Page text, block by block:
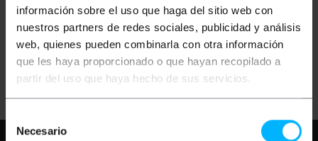
información sobre el uso que haga del sitio web con
nuestros partners de redes sociales, publicidad y análisis
web, quienes pueden combinarla con otra información
que les haya proporcionado o que hayan recopilado a
partir del uso que haya hecho de sus servicios.
Necesario
PVP
9,37€
7,50€
7,50 IVA inc.
PVD
8,22€
6,58€
Consegna immediata
REF:
Quantità